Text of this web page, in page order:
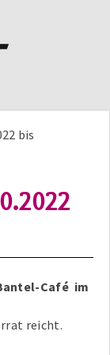
bis
Café im
reicht.